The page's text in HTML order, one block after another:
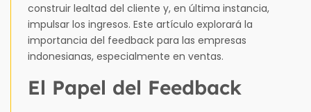
construir lealtad del cliente y, en última instancia,
impulsar los ingresos. Este artículo explorará la
importancia del feedback para las empresas
indonesianas, especialmente en ventas.
El Papel del Feedback